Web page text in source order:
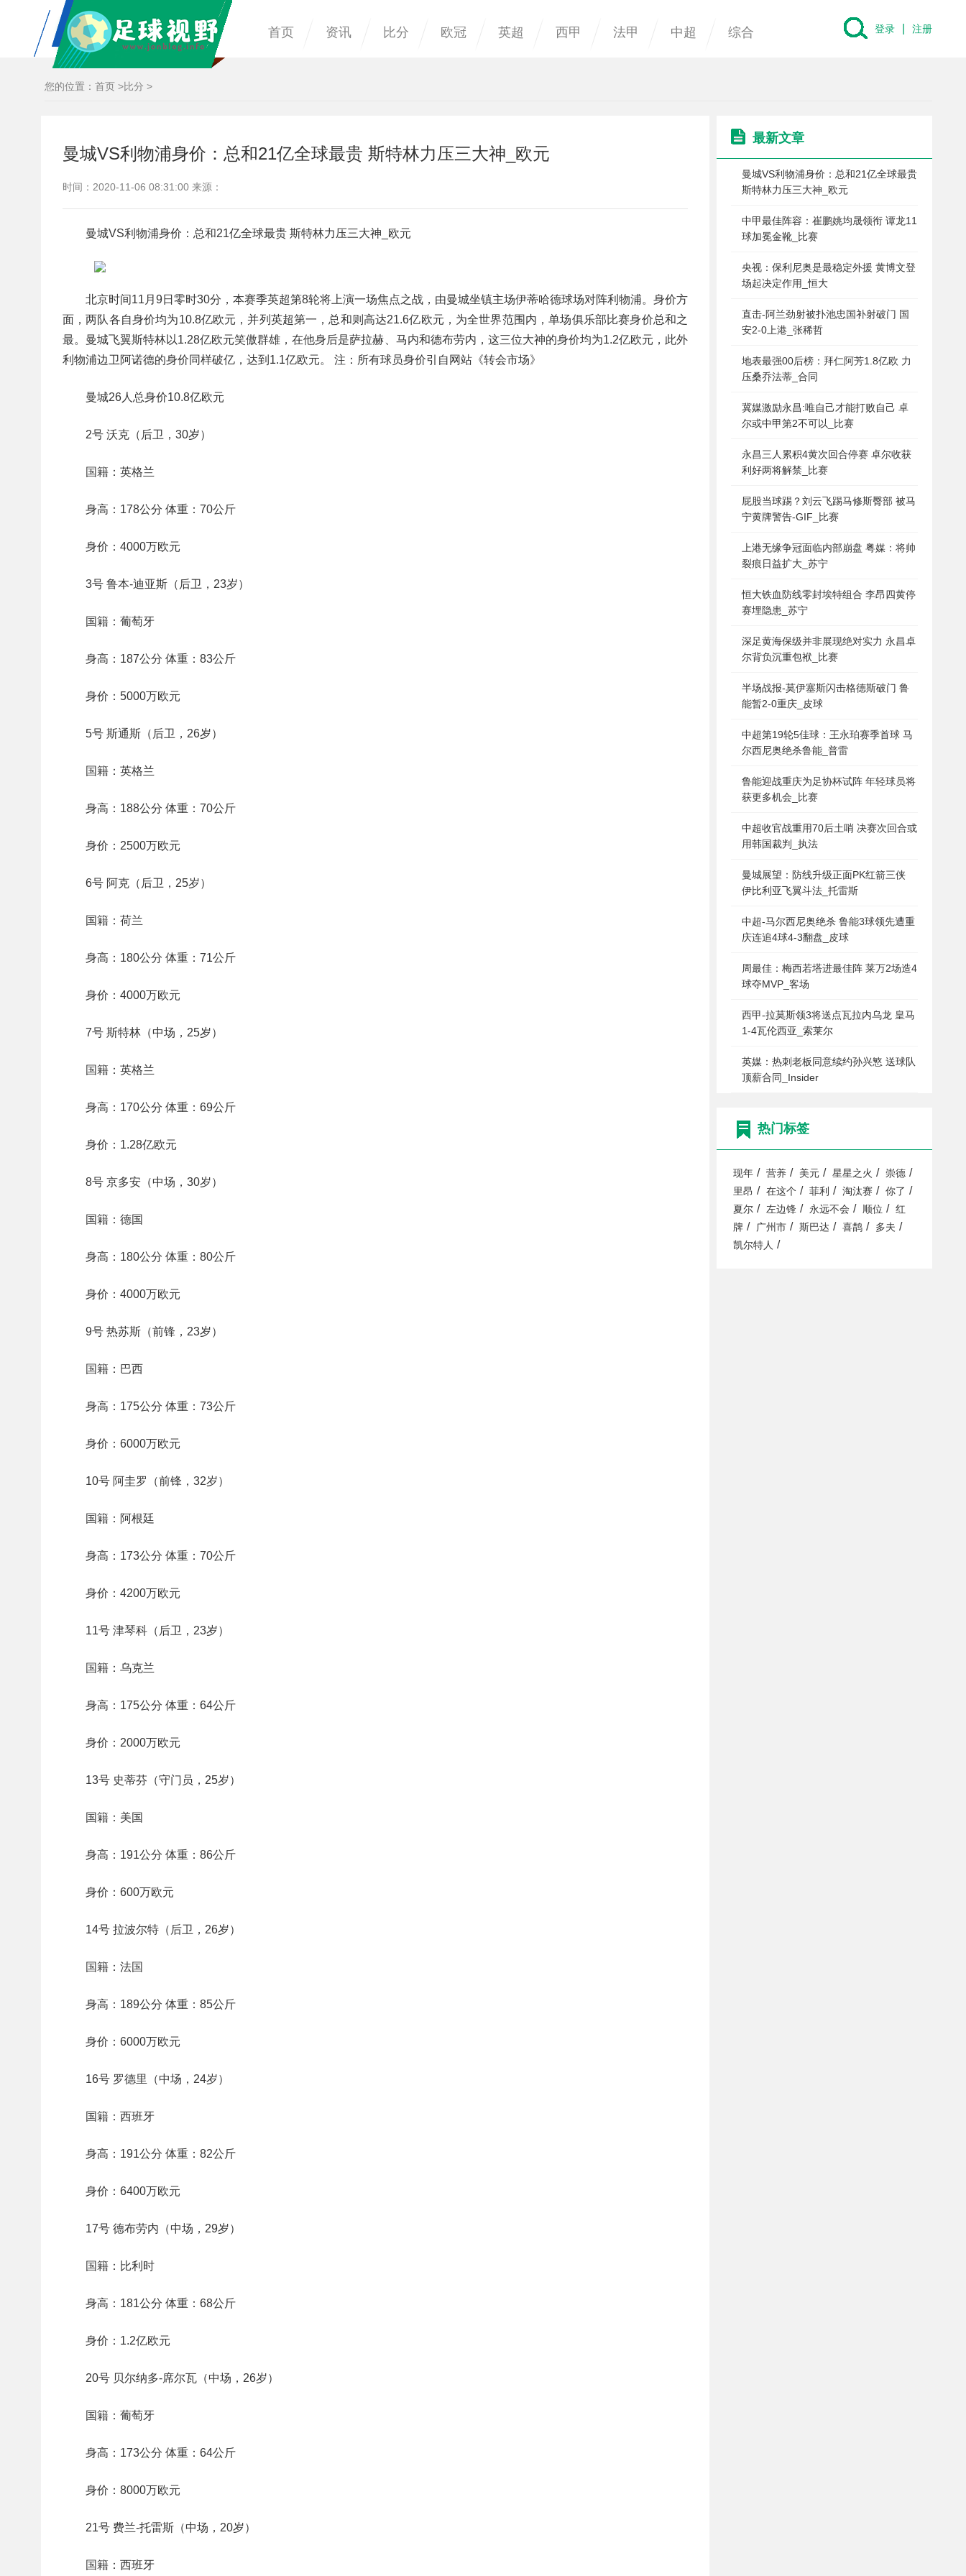
首页 资讯 比分 欧冠 英超 西甲 法甲 中超 综合 登录 注册
您的位置： 首页 >比分 >
曼城VS利物浦身价：总和21亿全球最贵 斯特林力压三大神_欧元
时间：2020-11-06 08:31:00 来源：
曼城VS利物浦身价：总和21亿全球最贵 斯特林力压三大神_欧元
北京时间11月9日零时30分，本赛季英超第8轮将上演一场焦点之战，由曼城坐镇主场伊蒂哈德球场对阵利物浦。身价方
面，两队各自身价均为10.8亿欧元，并列英超第一，总和则高达21.6亿欧元，为全世界范围内，单场俱乐部比赛身价总和之
最。曼城飞翼斯特林以1.28亿欧元笑傲群雄，在他身后是萨拉赫、马内和德布劳内，这三位大神的身价均为1.2亿欧元，此外
利物浦边卫阿诺德的身价同样破亿，达到1.1亿欧元。 注：所有球员身价引自网站《转会市场》
曼城26人总身价10.8亿欧元
2号 沃克（后卫，30岁）
国籍：英格兰
身高：178公分 体重：70公斤
身价：4000万欧元
3号 鲁本-迪亚斯（后卫，23岁）
国籍：葡萄牙
身高：187公分 体重：83公斤
身价：5000万欧元
5号 斯通斯（后卫，26岁）
国籍：英格兰
身高：188公分 体重：70公斤
身价：2500万欧元
6号 阿克（后卫，25岁）
国籍：荷兰
身高：180公分 体重：71公斤
身价：4000万欧元
7号 斯特林（中场，25岁）
国籍：英格兰
身高：170公分 体重：69公斤
身价：1.28亿欧元
8号 京多安（中场，30岁）
国籍：德国
身高：180公分 体重：80公斤
身价：4000万欧元
9号 热苏斯（前锋，23岁）
国籍：巴西
身高：175公分 体重：73公斤
身价：6000万欧元
10号 阿圭罗（前锋，32岁）
国籍：阿根廷
身高：173公分 体重：70公斤
身价：4200万欧元
11号 津琴科（后卫，23岁）
国籍：乌克兰
身高：175公分 体重：64公斤
身价：2000万欧元
13号 史蒂芬（守门员，25岁）
国籍：美国
身高：191公分 体重：86公斤
身价：600万欧元
14号 拉波尔特（后卫，26岁）
国籍：法国
身高：189公分 体重：85公斤
身价：6000万欧元
16号 罗德里（中场，24岁）
国籍：西班牙
身高：191公分 体重：82公斤
身价：6400万欧元
17号 德布劳内（中场，29岁）
国籍：比利时
身高：181公分 体重：68公斤
身价：1.2亿欧元
20号 贝尔纳多-席尔瓦（中场，26岁）
国籍：葡萄牙
身高：173公分 体重：64公斤
身价：8000万欧元
21号 费兰-托雷斯（中场，20岁）
国籍：西班牙
最新文章
曼城VS利物浦身价：总和21亿全球最贵
斯特林力压三大神_欧元
中甲最佳阵容：崔鹏姚均晟领衔 谭龙11
球加冕金靴_比赛
央视：保利尼奥是最稳定外援 黄博文登
场起决定作用_恒大
直击-阿兰劲射被扑池忠国补射破门 国
安2-0上港_张稀哲
地表最强00后榜：拜仁阿芳1.8亿欧 力
压桑乔法蒂_合同
冀媒激励永昌:唯自己才能打败自己 卓
尔或中甲第2不可以_比赛
永昌三人累积4黄次回合停赛 卓尔收获
利好两将解禁_比赛
屁股当球踢？刘云飞踢马修斯臀部 被马
宁黄牌警告-GIF_比赛
上港无缘争冠面临内部崩盘 粤媒：将帅
裂痕日益扩大_苏宁
恒大铁血防线零封埃特组合 李昂四黄停
赛埋隐患_苏宁
深足黄海保级并非展现绝对实力 永昌卓
尔背负沉重包袱_比赛
半场战报-莫伊塞斯闪击格德斯破门 鲁
能暂2-0重庆_皮球
中超第19轮5佳球：王永珀赛季首球 马
尔西尼奥绝杀鲁能_普雷
鲁能迎战重庆为足协杯试阵 年轻球员将
获更多机会_比赛
中超收官战重用70后土哨 决赛次回合或
用韩国裁判_执法
曼城展望：防线升级正面PK红箭三侠
伊比利亚飞翼斗法_托雷斯
中超-马尔西尼奥绝杀 鲁能3球领先遭重
庆连追4球4-3翻盘_皮球
周最佳：梅西若塔进最佳阵 莱万2场造4
球夺MVP_客场
西甲-拉莫斯领3将送点瓦拉内乌龙 皇马
1-4瓦伦西亚_索莱尔
英媒：热刺老板同意续约孙兴慜 送球队
顶薪合同_Insider
热门标签
现年 / 营养 / 美元 / 星星之火 / 崇德 /
里昂 / 在这个 / 菲利 / 淘汰赛 / 你了 /
夏尔 / 左边锋 / 永远不会 / 顺位 /
红
牌 / 广州市 / 斯巴达 / 喜鹊 / 多夫 /
凯尔特人 /